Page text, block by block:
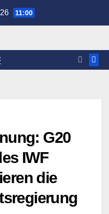
11:00
G20
IWF
die